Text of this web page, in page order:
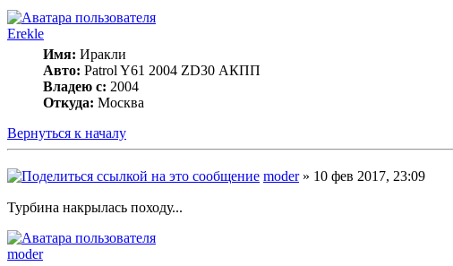
Erekle
Имя: Иракли
Авто: Patrol Y61 2004 ZD30 АКПП
Владею с: 2004
Откуда: Москва
Вернуться к началу
moder» 10 фев 2017, 23:09
Турбина накрылась походу...
moder